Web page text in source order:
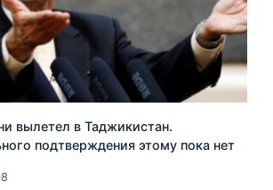
вылетел в Таджикистан.
подтверждения этому пока нет